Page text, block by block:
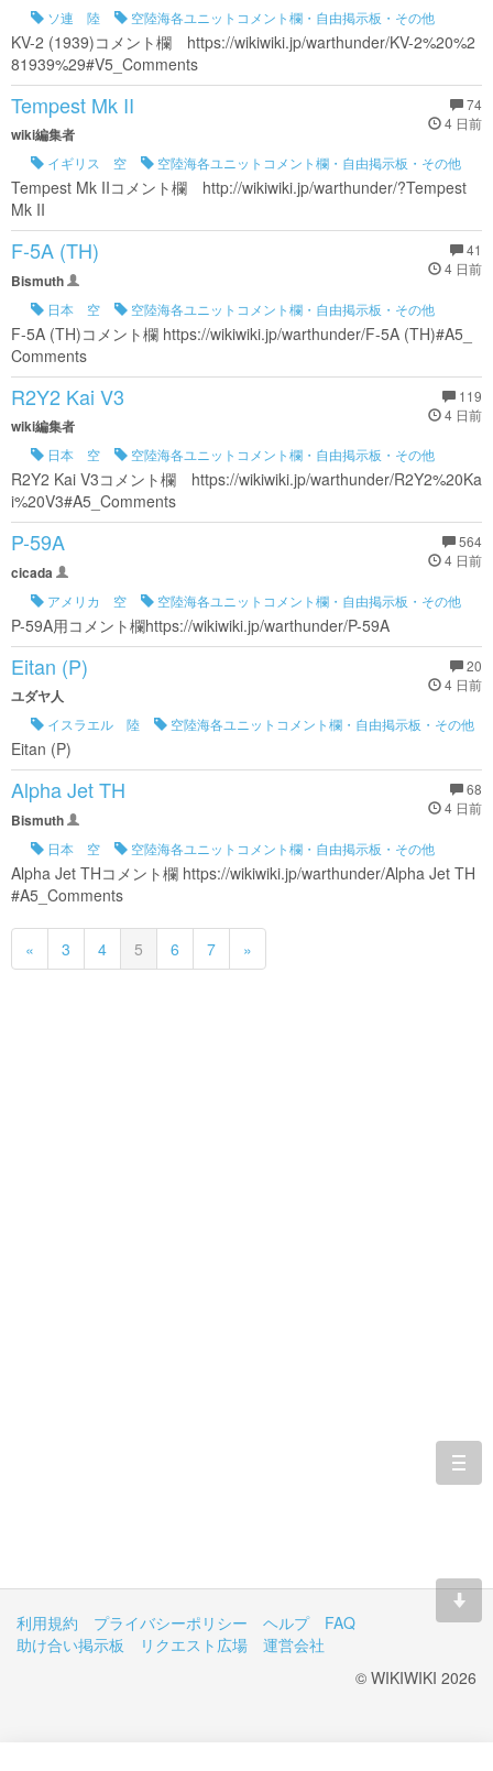
ソ連 陸 空陸海各ユニットコメント欄・自由掲示板・その他
KV-2 (1939)コメント欄 https://wikiwiki.jp/warthunder/KV-2%20%2
81939%29#V5_Comments
74
4 日前
Tempest Mk II
wiki編集者
イギリス 空 空陸海各ユニットコメント欄・自由掲示板・その他
Tempest Mk IIコメント欄 http://wikiwiki.jp/warthunder/?Tempest
Mk II
41
4 日前
F-5A (TH)
Bismuth
日本 空 空陸海各ユニットコメント欄・自由掲示板・その他
F-5A (TH)コメント欄 https://wikiwiki.jp/warthunder/F-5A (TH)#A5_
Comments
119
4 日前
R2Y2 Kai V3
wiki編集者
日本 空 空陸海各ユニットコメント欄・自由掲示板・その他
R2Y2 Kai V3コメント欄 https://wikiwiki.jp/warthunder/R2Y2%20Ka
i%20V3#A5_Comments
564
4 日前
P-59A
cicada
アメリカ 空 空陸海各ユニットコメント欄・自由掲示板・その他
P-59A用コメント欄https://wikiwiki.jp/warthunder/P-59A
20
4 日前
Eitan (P)
ユダヤ人
イスラエル 陸 空陸海各ユニットコメント欄・自由掲示板・その他
Eitan (P)
68
4 日前
Alpha Jet TH
Bismuth
日本 空 空陸海各ユニットコメント欄・自由掲示板・その他
Alpha Jet THコメント欄 https://wikiwiki.jp/warthunder/Alpha Jet TH
#A5_Comments
« 3 4 5 6 7 »
利用規約 プライバシーポリシー ヘルプ
FAQ
助け合い掲示板
リクエスト広場
運営会社
© WIKIWIKI 2026